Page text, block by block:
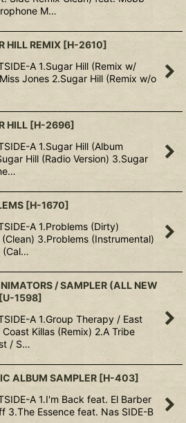
M…
HILL REMIX [H-2610]
A 1.Sugar Hill (Remix w/
Jones 2.Sugar Hill (Remix w/o
HILL [H-2696]
A 1.Sugar Hill (Album
Hill (Radio Version) 3.Sugar
[H-1670]
A 1.Problems (Dirty)
3.Problems (Instrumental)
(Cal…
/ SAMPLER (ALL NEW
[U-1598]
A 1.Group Therapy / East
Killas (Remix) 2.A Tribe
/ S…
ALBUM SAMPLER [H-403]
A 1.I'm Back feat. El Barber
3.The Essence feat. Nas SIDE-B